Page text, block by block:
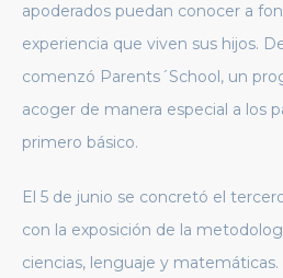
apoderados puedan conocer a
experiencia que viven sus hijos.
comenzó Parents´School, un
acoger de manera especial a los
primero básico.
El 5 de junio se concretó el
con la exposición de la
ciencias, lenguaje y